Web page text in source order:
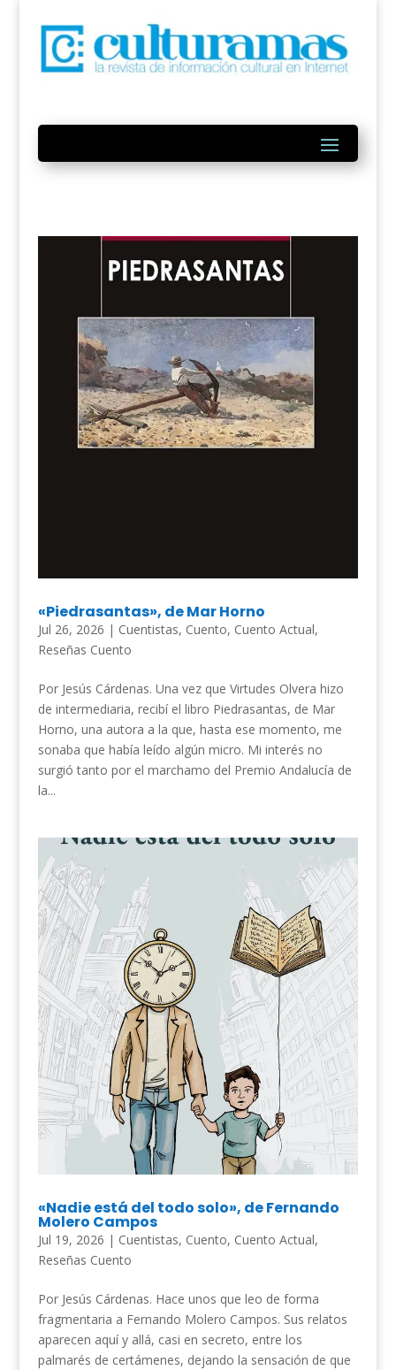
«Piedrasantas», de Mar Horno
Jul 26, 2026 | Cuentistas, Cuento, Cuento Actual,
Reseñas Cuento
Por Jesús Cárdenas. Una vez que Virtudes Olvera hizo
de intermediaria, recibí el libro Piedrasantas, de Mar
Horno, una autora a la que, hasta ese momento, me
sonaba que había leído algún micro. Mi interés no
surgió tanto por el marchamo del Premio Andalucía de
la...
«Nadie está del todo solo», de Fernando
Molero Campos
Jul 19, 2026 | Cuentistas, Cuento, Cuento Actual,
Reseñas Cuento
Por Jesús Cárdenas. Hace unos que leo de forma
fragmentaria a Fernando Molero Campos. Sus relatos
aparecen aquí y allá, casi en secreto, entre los
palmarés de certámenes, dejando la sensación de que